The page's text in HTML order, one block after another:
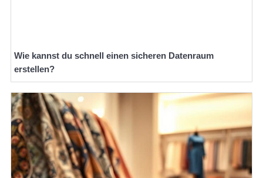
Wie kannst du schnell einen sicheren Datenraum
erstellen?